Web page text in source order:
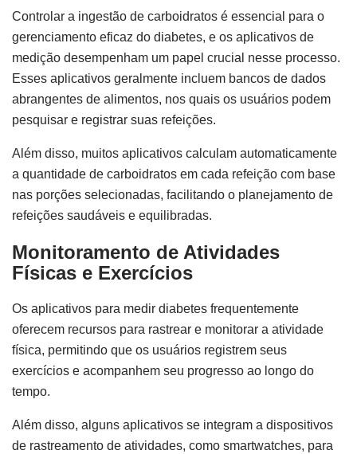
Controlar a ingestão de carboidratos é essencial para o
gerenciamento eficaz do diabetes, e os aplicativos de
medição desempenham um papel crucial nesse processo.
Esses aplicativos geralmente incluem bancos de dados
abrangentes de alimentos, nos quais os usuários podem
pesquisar e registrar suas refeições.
Além disso, muitos aplicativos calculam automaticamente
a quantidade de carboidratos em cada refeição com base
nas porções selecionadas, facilitando o planejamento de
refeições saudáveis e equilibradas.
Monitoramento de Atividades
Físicas e Exercícios
Os aplicativos para medir diabetes frequentemente
oferecem recursos para rastrear e monitorar a atividade
física, permitindo que os usuários registrem seus
exercícios e acompanhem seu progresso ao longo do
tempo.
Além disso, alguns aplicativos se integram a dispositivos
de rastreamento de atividades, como smartwatches, para